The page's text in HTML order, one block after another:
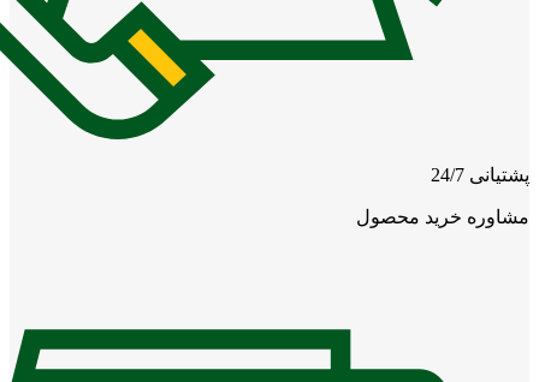
پشتیانی 24/7
مشاوره خرید محصول